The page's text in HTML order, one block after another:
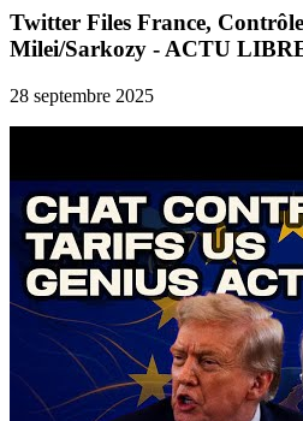
Twitter Files France,
Milei/Sarkozy - ACTU
28 septembre 2025